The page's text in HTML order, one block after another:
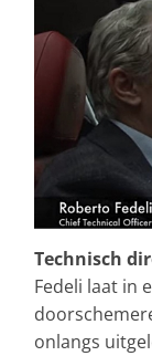
Technisch
Fedeli laat in
onlangs